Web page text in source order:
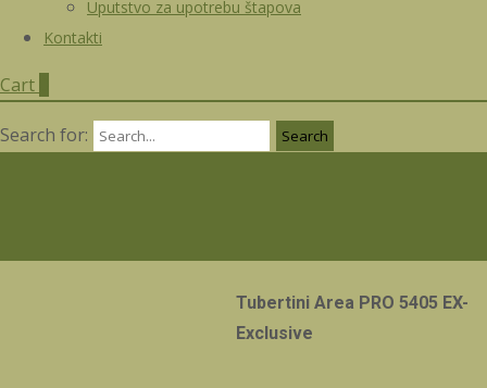
Uputstvo za upotrebu štapova
Kontakti
Cart
Search for:
Tubertini Area PRO 5405 EX-
Exclusive